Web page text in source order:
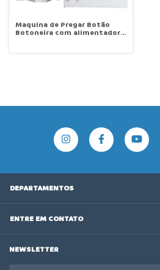
Maquina de Pregar Botão
Botoneira com alimentador
DEPARTAMENTOS
ENTRE EM CONTATO
NEWSLETTER